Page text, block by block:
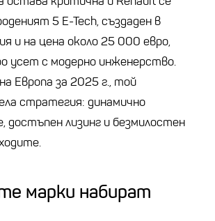
5 E-Tech, създаден в
и на цена около 25 000 евро,
усет с модерно инженерство.
Европа за 2025 г., той
стратегия: динамично
достъпен лизинг и безмилостен
марки набират